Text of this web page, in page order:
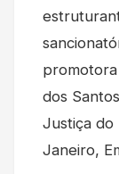
dos
Justiça do
Janeiro,